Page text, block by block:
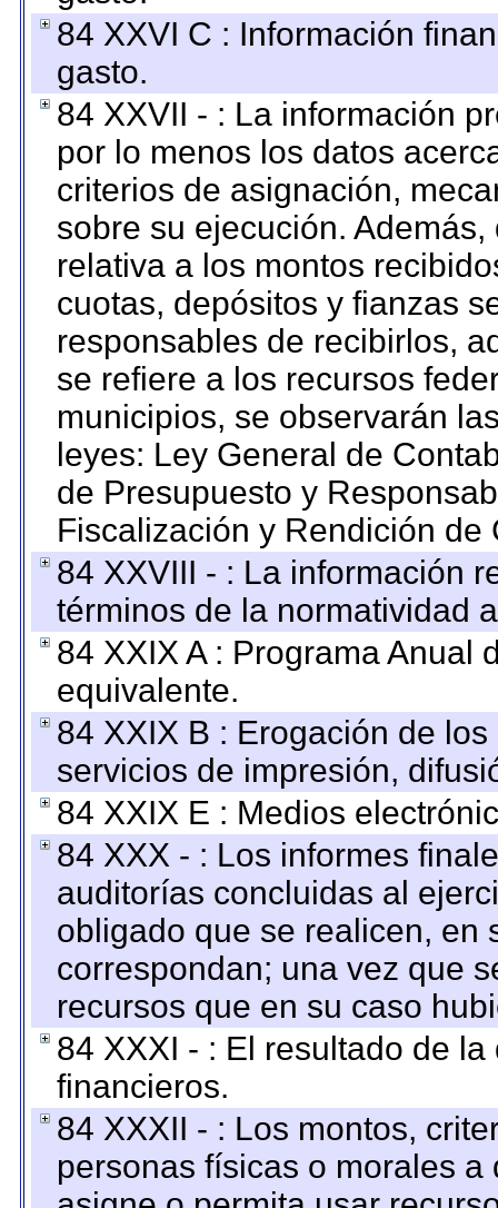
84 XXVI C : Información
gasto.
84 XXVII - : La información
por lo menos los datos
criterios de asignación,
sobre su ejecución.
relativa a los montos
cuotas, depósitos y fianzas
responsables de recibirlos,
se refiere a los recursos
municipios, se observarán
leyes: Ley General de
de Presupuesto y
Fiscalización y Rendición
84 XXVIII - : La información
términos de la normatividad
84 XXIX A : Programa Anual
equivalente.
84 XXIX B : Erogación de
servicios de impresión,
84 XXIX E : Medios
84 XXX - : Los informes
auditorías concluidas al
obligado que se realicen, en
correspondan; una vez que
recursos que en su caso
84 XXXI - : El resultado de
financieros.
84 XXXII - : Los montos,
personas físicas o morales